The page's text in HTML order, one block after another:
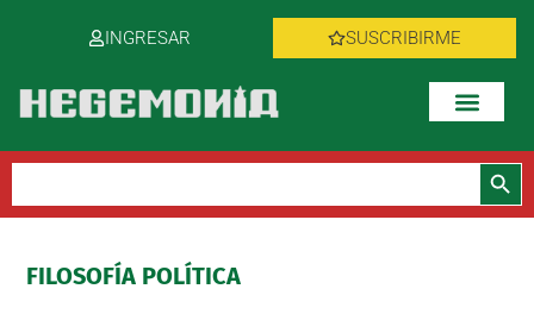
INGRESAR SUSCRIBIRME
Botón de
FILOSOFÍA POLÍTICA